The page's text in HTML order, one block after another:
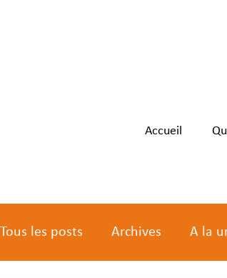
Accueil
Tous les posts Archives A la